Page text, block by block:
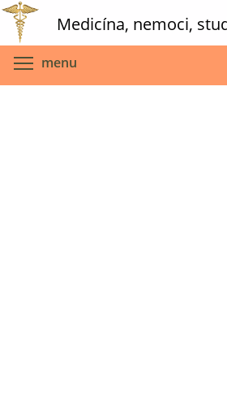
Skip
main
content
Medicína, nemoci,
menu